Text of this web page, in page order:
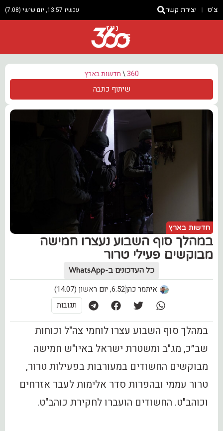
צ'ט יצירת קשר עכשיו 13:57, יום שישי (7.08)
ניוז
360
\חדשות בארץ
שיתוף כתבה
חדשות בארץ
במהלך סוף השבוע נעצרו חמישה
מבוקשים פעילי טרור
כל העדכונים ב-WhatsApp
איתמר כהן6:52, יום ראשון (14.07)
תגובות
‏במהלך סוף השבוע עצרו לוחמי צה"ל וכוחות
שב״כ, מג"ב ומשטרת ישראל באיו"ש חמישה
מבוקשים החשודים במעורבות בפעילות טרור,
טרור עממי ובהפרות סדר אלימות לעבר אזרחים
וכוהב"ט. החשודים הועברו לחקירת כוהב"ט.